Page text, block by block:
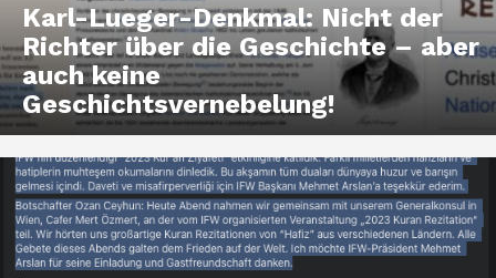
Karl-Lueger-Denkmal: Nicht der
Richter über die Geschichte – aber
auch keine
Geschichtsvernebelung!